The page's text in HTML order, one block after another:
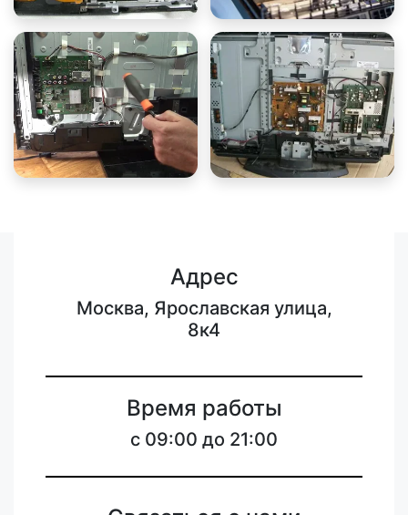
Адрес
Москва, Ярославская улица,
8к4
Время работы
c 09:00 до 21:00